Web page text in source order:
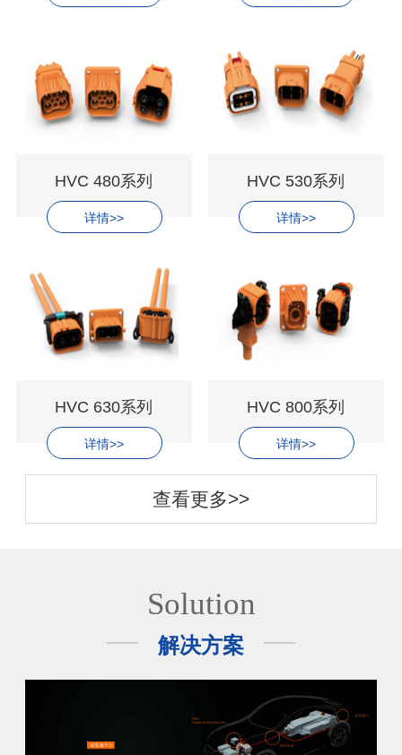
HVC 480系列
详情>>
HVC 530系列
详情>>
HVC 630系列
详情>>
HVC 800系列
详情>>
查看更多>>
Solution
解决方案